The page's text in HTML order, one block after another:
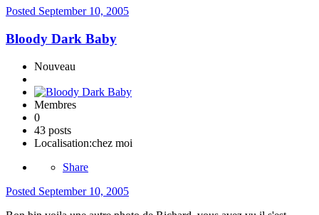
Posted September 10, 2005
Bloody Dark Baby
Nouveau
Membres
0
43 posts
Localisation:chez moi
Share
Posted September 10, 2005